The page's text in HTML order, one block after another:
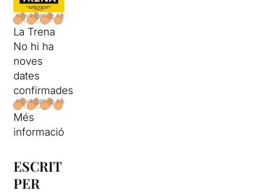
La Trena
No hi ha
noves
dates
confirmades
Més
informació
ESCRIT
PER